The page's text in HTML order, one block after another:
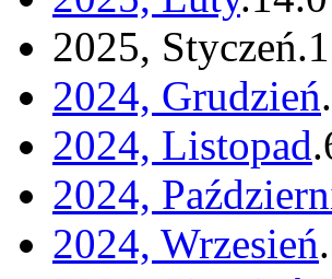
2025, Styczeń.
2024, Grudzień.
2024, Listopad.
2024,
2024, Wrzesień.